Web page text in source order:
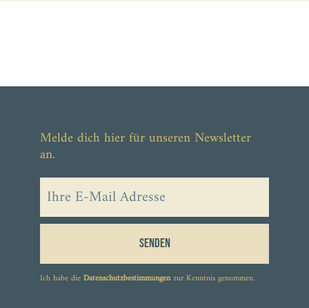
Melde dich hier für unseren Newsletter
an.
Senden
Ich habe dieDatenschutzbestimmungenzur Kenntnis genommen.